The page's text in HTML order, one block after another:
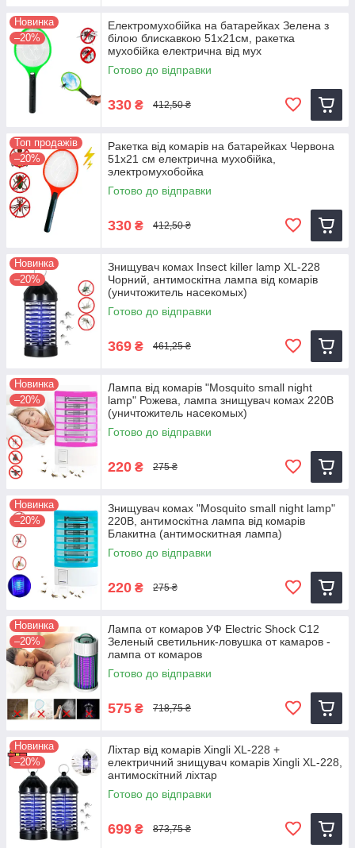
Новинка
–20%
Електромухобійка на батарейках Зелена з
білою блискавкою 51х21см, ракетка
мухобійка електрична від мух
Готово до відправки
330 ₴ 412,50 ₴
Топ продажів
–20%
Ракетка від комарів на батарейках Червона
51x21 см електрична мухобійка,
электромухобойка
Готово до відправки
330 ₴ 412,50 ₴
Новинка
–20%
Знищувач комах Insect killer lamp XL-228
Чорний, антимоскітна лампа від комарів
(уничтожитель насекомых)
Готово до відправки
369 ₴ 461,25 ₴
Новинка
–20%
Лампа від комарів "Mosquito small night
lamp" Рожева, лампа знищувач комах 220В
(уничтожитель насекомых)
Готово до відправки
220 ₴ 275 ₴
Новинка
–20%
Знищувач комах "Mosquito small night lamp"
220В, антимоскітна лампа від комарів
Блакитна (антимоскитная лампа)
Готово до відправки
220 ₴ 275 ₴
Новинка
–20%
Лампа от комаров УФ Electric Shock C12
Зеленый светильник-ловушка от камаров -
лампа от комаров
Готово до відправки
575 ₴ 718,75 ₴
Новинка
–20%
Ліхтар від комарів Xingli XL-228 +
електричний знищувач комарів Xingli XL-228,
антимоскітний ліхтар
Готово до відправки
699 ₴ 873,75 ₴